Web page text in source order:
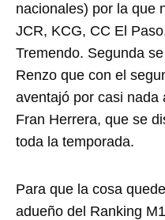
nacionales) por la que
JCR, KCG, CC El
Tremendo. Segunda
Renzo que con el
aventajó por casi nada
Fran Herrera, que se
toda la temporada.
Para que la cosa
adueño del Ranking